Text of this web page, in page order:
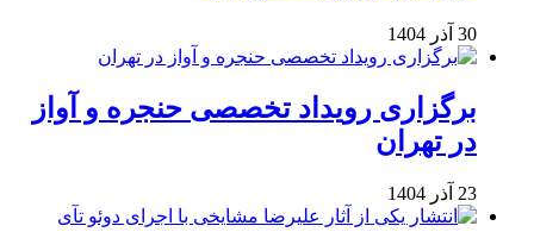
30 آذر 1404
برگزاری رویداد تخصصی حنجره و آواز
در تهران
23 آذر 1404